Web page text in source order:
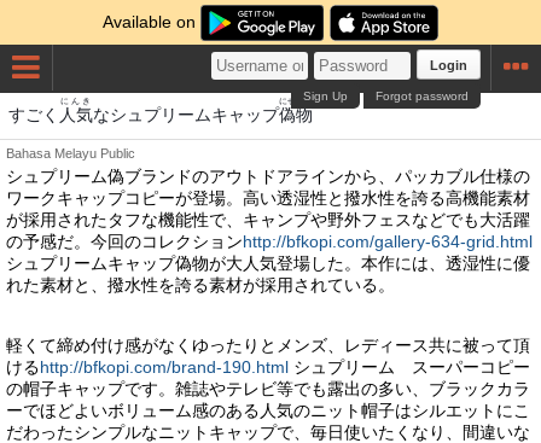
Available on
Login
Forgot password
Sign Up
すごく 人気
にんき
なシュプリームキャップ偽物
にせもの
Bahasa Melayu Public
シュプリーム偽ブランドのアウトドアラインから、パッカブル仕様の
ワークキャップコピーが登場。高い透湿性と撥水性を誇る高機能素材
が採用されたタフな機能性で、キャンプや野外フェスなどでも大活躍
の予感だ。今回のコレクションhttp://bfkopi.com/gallery-634-grid.html
シュプリームキャップ偽物が大人気登場した。本作には、透湿性に優
れた素材と、撥水性を誇る素材が採用されている。
軽くて締め付け感がなくゆったりとメンズ、レディース共に被って頂
けるhttp://bfkopi.com/brand-190.html シュプリーム スーパーコピー
の帽子キャップです。雑誌やテレビ等でも露出の多い、ブラックカラ
ーでほどよいボリューム感のある人気のニット帽子はシルエットにこ
だわったシンプルなニットキャップで、毎日使いたくなり、間違いな